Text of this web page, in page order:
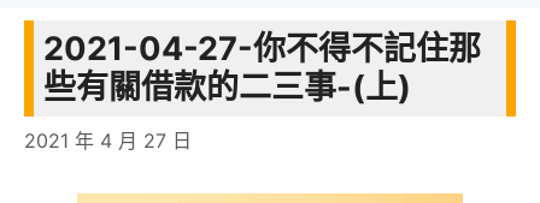
2021-04-27-你不得不記住那
些有關借款的二三事-(上)
2021 年 4 月 27 日